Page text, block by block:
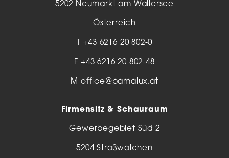
5202 Neumarkt am Wallersee
Österreich
T+43 6216 20 802-0
F +43 6216 20 802-48
M office@pamalux.at
Firmensitz & Schauraum
Gewerbegebiet Süd 2
5204 Straßwalchen